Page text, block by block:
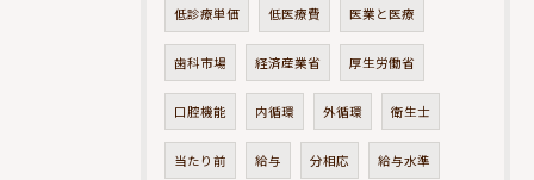
低診療単価 低医療費 医業と医療
歯科市場 経済産業省 厚生労働省
口腔機能 内循環 外循環 衛生士
当たり前 給与 分相応 給与水準